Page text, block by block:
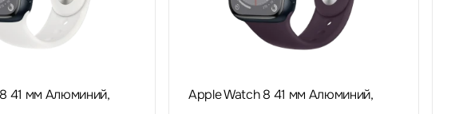
41 мм Алюминий,
Apple Watch 8 41 мм Алюминий,